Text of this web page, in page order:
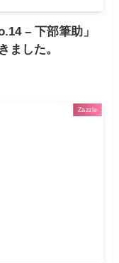
– 下部筆助」
ました。
Zazzle